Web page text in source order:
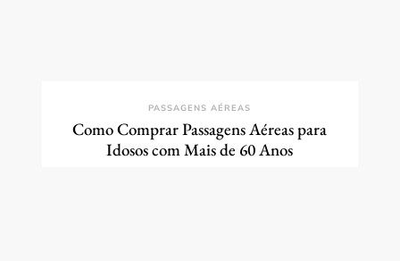
PASSAGENS AÉREAS
Como Comprar Passagens Aéreas para
Idosos com Mais de 60 Anos